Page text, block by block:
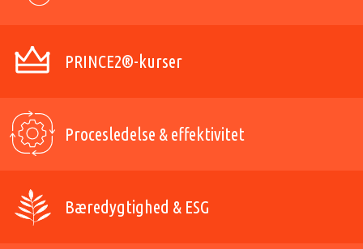
PRINCE2®-kurser
Procesledelse & effektivitet
Bæredygtighed & ESG